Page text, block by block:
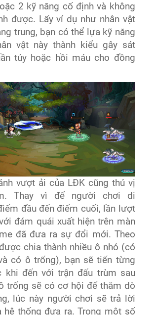
2 kỹ năng cố định và không
được. Lấy ví dụ như nhân vật
trung, bạn có thể lựa kỹ năng
vật này thành kiểu gây sát
túy hoặc hồi máu cho đồng
vượt ải của LĐK cũng thú vị
Thay vì để người chơi di
đầu đến điểm cuối, lần lượt
đám quái xuất hiện trên màn
đã đưa ra sự đổi mới. Theo
chia thành nhiều ô nhỏ (có
có ô trống), bạn sẽ tiến từng
khi đến với trận đấu trùm sau
trống sẽ có cơ hội để thăm dò
lúc này người chơi sẽ trả lời
hệ thống đưa ra. Trong một số